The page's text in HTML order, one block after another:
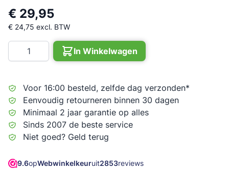
€ 29,95
€ 24,75 excl. BTW
Aantal
In Winkelwagen
Voor 16:00 besteld, zelfde dag verzonden*
Eenvoudig retourneren binnen 30 dagen
Minimaal 2 jaar garantie op alles
Sinds 2007 de beste service
Niet goed? Geld terug
9.6opWebwinkelkeuruit2853reviews